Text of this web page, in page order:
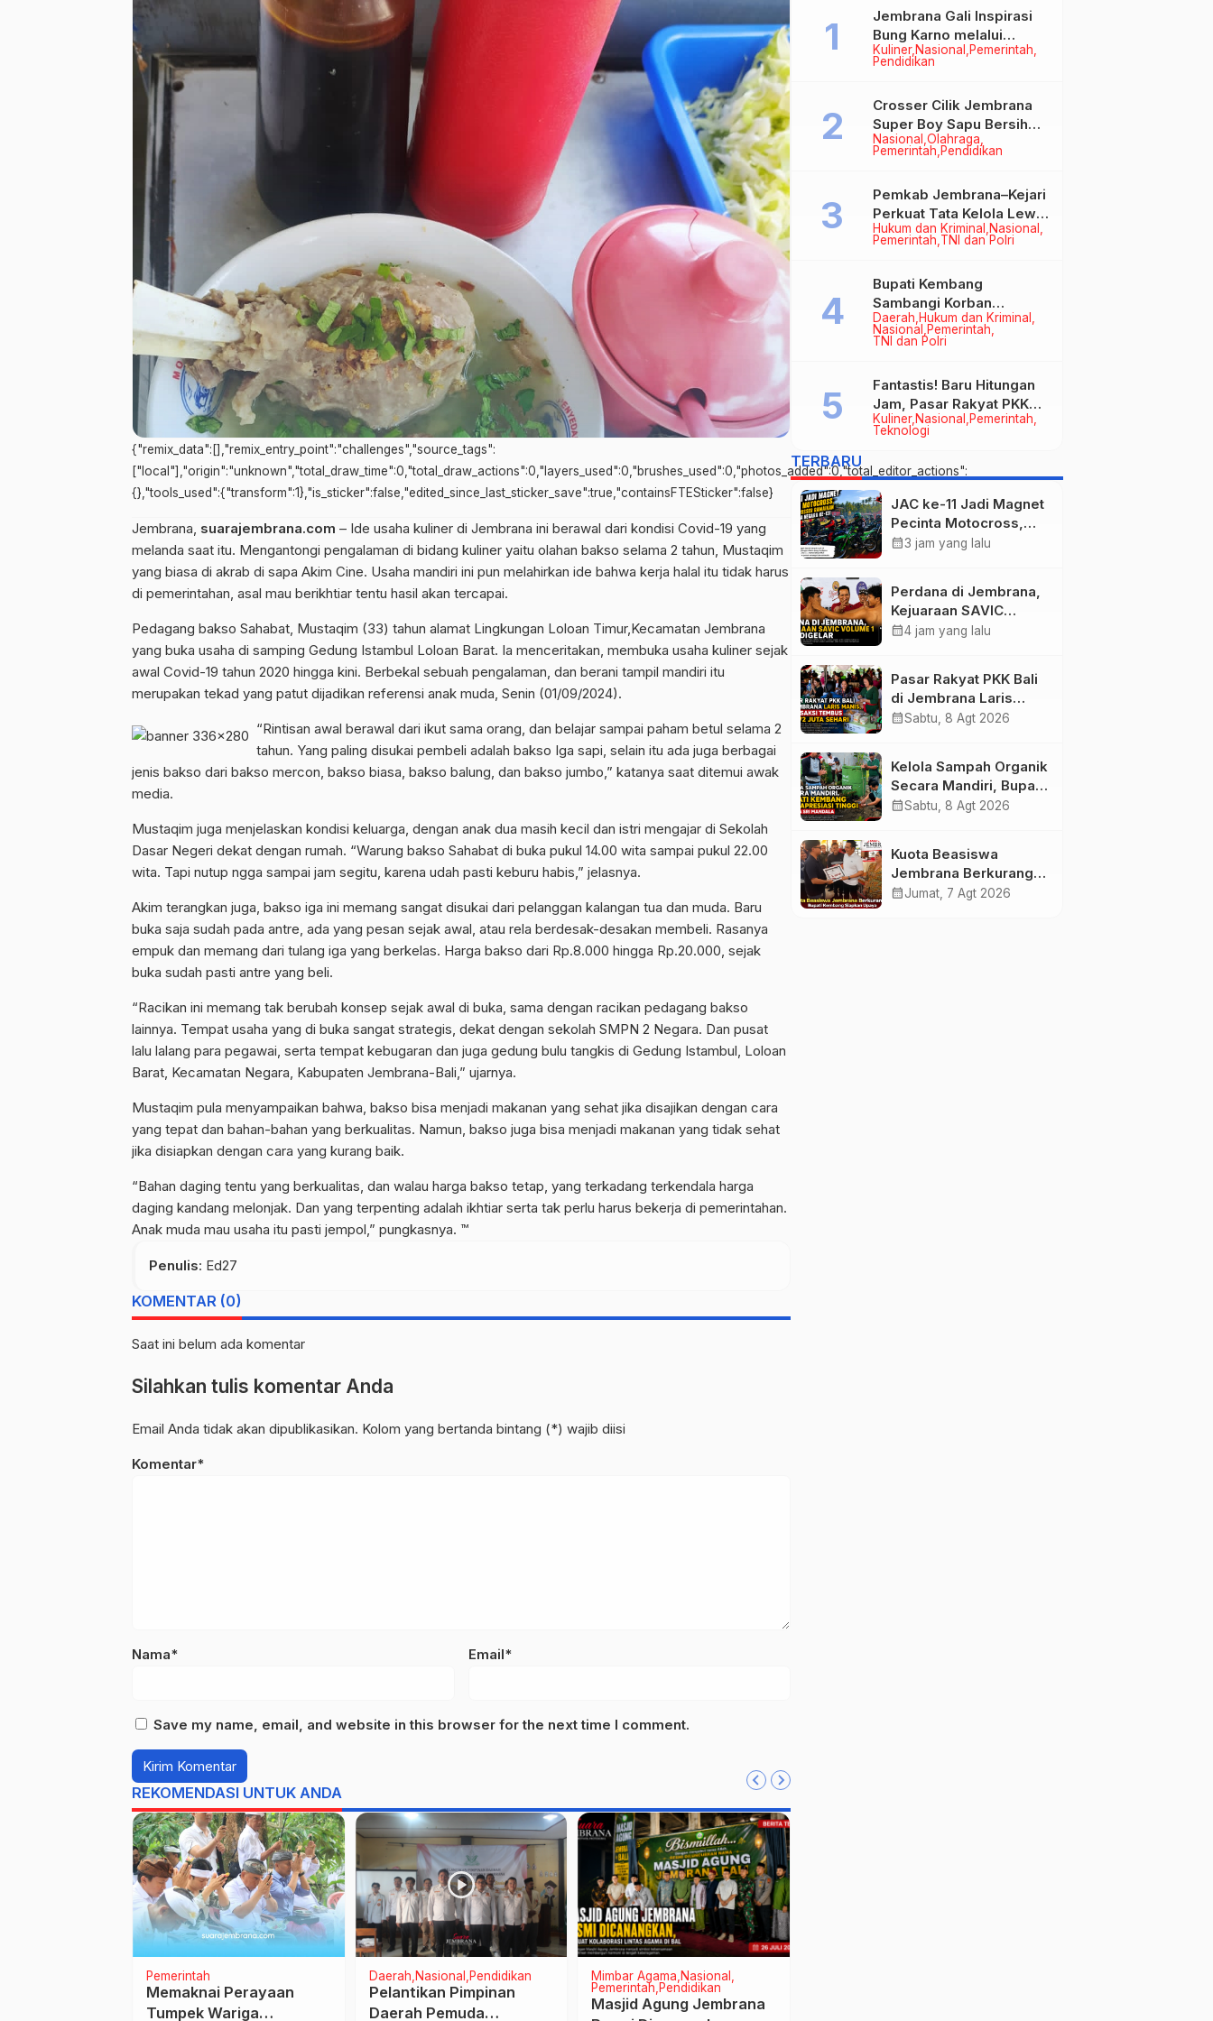
{"remix_data":[],"remix_entry_point":"challenges","source_tags":
["local"],"origin":"unknown","total_draw_time":0,"total_draw_actions":0,"layers_used":0,"brushes_used":0,"photos_added":0,"total_editor_actions":
{},"tools_used":{"transform":1},"is_sticker":false,"edited_since_last_sticker_save":true,"containsFTESticker":false}
Jembrana, suarajembrana.com – Ide usaha kuliner di Jembrana ini berawal dari kondisi Covid-19 yang
melanda saat itu. Mengantongi pengalaman di bidang kuliner yaitu olahan bakso selama 2 tahun, Mustaqim
yang biasa di akrab di sapa Akim Cine. Usaha mandiri ini pun melahirkan ide bahwa kerja halal itu tidak harus
di pemerintahan, asal mau berikhtiar tentu hasil akan tercapai.
Pedagang bakso Sahabat, Mustaqim (33) tahun alamat Lingkungan Loloan Timur,Kecamatan Jembrana
yang buka usaha di samping Gedung Istambul Loloan Barat. Ia menceritakan, membuka usaha kuliner sejak
awal Covid-19 tahun 2020 hingga kini. Berbekal sebuah pengalaman, dan berani tampil mandiri itu
merupakan tekad yang patut dijadikan referensi anak muda, Senin (01/09/2024).
“Rintisan awal berawal dari ikut sama orang, dan belajar sampai paham betul selama 2
tahun. Yang paling disukai pembeli adalah bakso Iga sapi, selain itu ada juga berbagai
jenis bakso dari bakso mercon, bakso biasa, bakso balung, dan bakso jumbo,” katanya saat ditemui awak
media.
Mustaqim juga menjelaskan kondisi keluarga, dengan anak dua masih kecil dan istri mengajar di Sekolah
Dasar Negeri dekat dengan rumah. “Warung bakso Sahabat di buka pukul 14.00 wita sampai pukul 22.00
wita. Tapi nutup ngga sampai jam segitu, karena udah pasti keburu habis,” jelasnya.
Akim terangkan juga, bakso iga ini memang sangat disukai dari pelanggan kalangan tua dan muda. Baru
buka saja sudah pada antre, ada yang pesan sejak awal, atau rela berdesak-desakan membeli. Rasanya
empuk dan memang dari tulang iga yang berkelas. Harga bakso dari Rp.8.000 hingga Rp.20.000, sejak
buka sudah pasti antre yang beli.
“Racikan ini memang tak berubah konsep sejak awal di buka, sama dengan racikan pedagang bakso
lainnya. Tempat usaha yang di buka sangat strategis, dekat dengan sekolah SMPN 2 Negara. Dan pusat
lalu lalang para pegawai, serta tempat kebugaran dan juga gedung bulu tangkis di Gedung Istambul, Loloan
Barat, Kecamatan Negara, Kabupaten Jembrana-Bali,” ujarnya.
Mustaqim pula menyampaikan bahwa, bakso bisa menjadi makanan yang sehat jika disajikan dengan cara
yang tepat dan bahan-bahan yang berkualitas. Namun, bakso juga bisa menjadi makanan yang tidak sehat
jika disiapkan dengan cara yang kurang baik.
“Bahan daging tentu yang berkualitas, dan walau harga bakso tetap, yang terkadang terkendala harga
daging kandang melonjak. Dan yang terpenting adalah ikhtiar serta tak perlu harus bekerja di pemerintahan.
Anak muda mau usaha itu pasti jempol,” pungkasnya. ™
Penulis: Ed27
KOMENTAR (0)
Saat ini belum ada komentar
Silahkan tulis komentar Anda
Email Anda tidak akan dipublikasikan. Kolom yang bertanda bintang (*) wajib diisi
Komentar*
Nama* Email*
Save my name, email, and website in this browser for the next time I comment.
REKOMENDASI UNTUK ANDA
Pemerintah
Memaknai Perayaan
Tumpek Wariga
Daerah Nasional Pendidikan
Pelantikan Pimpinan
Daerah Pemuda
Mimbar Agama Nasional
Pemerintah Pendidikan
Masjid Agung Jembrana
Kuliner Nasional
Pemerintah
Pendidikan
Jembrana Gali Inspirasi
Bung Karno melalui
Lomba Cipta Menu
Nasional Olahraga
Pemerintah Pendidikan
Crosser Cilik Jembrana
Super Boy Sapu Bersih
Empat Gelar Motocross
Hukum dan Kriminal
Nasional
Pemerintah TNI dan Polri
Pemkab Jembrana–Kejari
Perkuat Tata Kelola Lewat
Kerja Sama Hukum Datun
Daerah Hukum dan Kriminal
Nasional
Pemerintah
TNI dan Polri
Bupati Kembang
Sambangi Korban
Kebakaran di Manistutu,
Bantuan Disalurkan untuk
Kuliner Nasional
Pemerintah
Teknologi
Fantastis! Baru Hitungan
Jam, Pasar Rakyat PKK
Provinsi Bali di Jembrana
Raup Omzet Ratusan Juta
TERBARU
JAC ke-11 Jadi Magnet
Pecinta Motocross,
Ribuan Crosser
calendar_month3 jam yang lalu
Perdana di Jembrana,
Kejuaraan SAVIC
Volume 1 Resmi
calendar_month4 jam yang lalu
Pasar Rakyat PKK Bali
di Jembrana Laris
Manis, Transaksi
calendar_monthSabtu, 8 Agt 2026
Kelola Sampah Organik
Secara Mandiri, Bupati
Kembang Beri
calendar_monthSabtu, 8 Agt 2026
Kuota Beasiswa
Jembrana Berkurang,
Bupati Kembang
calendar_monthJumat, 7 Agt 2026